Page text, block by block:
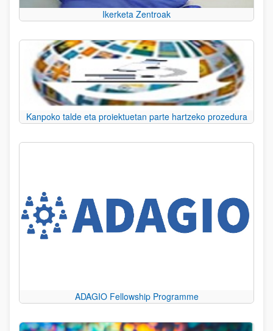
Ikerketa Zentroak
Kanpoko talde eta proiektuetan parte hartzeko prozedura
ADAGIO Fellowship Programme